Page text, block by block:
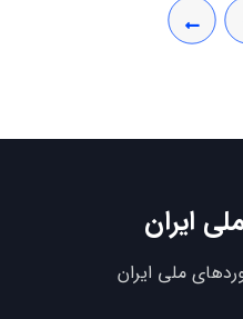
ایران
ملی ایران